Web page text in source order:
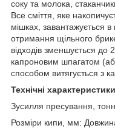
соку та молока,
Все сміття, яке
мішках, завантажується
отримання щільного
відходів зменшується до
капроновим шпагатом
способом витягується з
Технічні
Зусилля пресування,
Розміри кипи, мм: